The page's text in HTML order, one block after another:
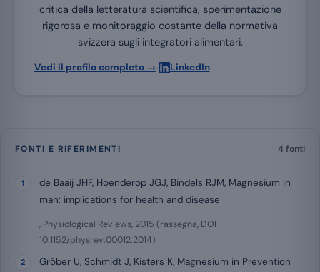
critica della letteratura scientifica, sperimentazione
rigorosa e monitoraggio costante della normativa
svizzera sugli integratori alimentari.
Vedi il profilo completo → LinkedIn
FONTI E RIFERIMENTI 4 fonti
de Baaij JHF, Hoenderop JGJ, Bindels RJM, Magnesium in
man: implications for health and disease
, Physiological Reviews, 2015 (rassegna, DOI
10.1152/physrev.00012.2014)
Gröber U, Schmidt J, Kisters K, Magnesium in Prevention